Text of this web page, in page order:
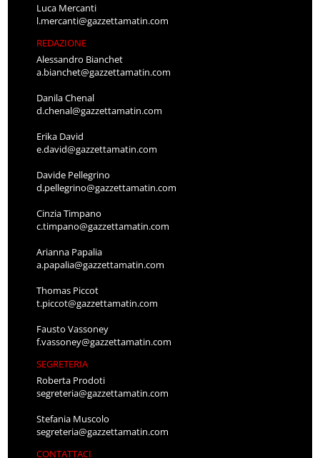
Luca Mercanti
l.mercanti@gazzettamatin.com
REDAZIONE
Alessandro Bianchet
a.bianchet@gazzettamatin.com
Danila Chenal
d.chenal@gazzettamatin.com
Erika David
e.david@gazzettamatin.com
Davide Pellegrino
d.pellegrino@gazzettamatin.com
Cinzia Timpano
c.timpano@gazzettamatin.com
Arianna Papalia
a.papalia@gazzettamatin.com
Thomas Piccot
t.piccot@gazzettamatin.com
Fausto Vassoney
f.vassoney@gazzettamatin.com
SEGRETERIA
Roberta Prodoti
segreteria@gazzettamatin.com
Stefania Muscolo
segreteria@gazzettamatin.com
CONTATTACI